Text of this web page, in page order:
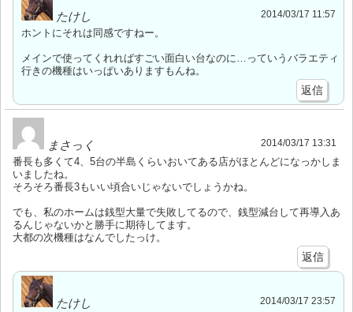
たけし 2014/03/17 11:57
ホントにそれは同感ですねー。
メインで使ってくれればすごい面白い台なのに…っていうバラエティ
行きの機種はいっぱいありますもんね。
返信
まさっく 2014/03/17 13:31
番長も多くて4、5台の半島くらいおいてある店がほとんどになっかしま
いましたね。
そろそろ番長3もいい頃合いじゃないでしょうかね。
でも、私のホームは銭型大量で失敗してるので、銭型減台して再導入あ
るんじゃないかと勝手に期待してます。
大都の次機種はなんでしたっけ。
返信
たけし 2014/03/17 23:57